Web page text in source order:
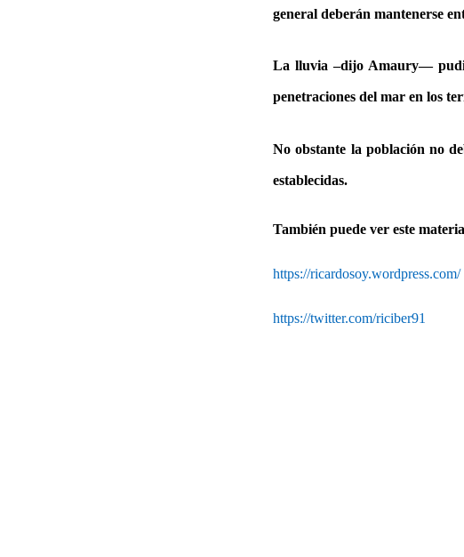
general deberán mantenerse
La lluvia –dijo Amaury—
penetraciones del mar en los
No obstante la población no
establecidas.
También puede ver
https://ricardosoy.wordpress.com/
https://twitter.com/riciber91